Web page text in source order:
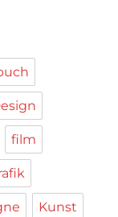
film
Kunst